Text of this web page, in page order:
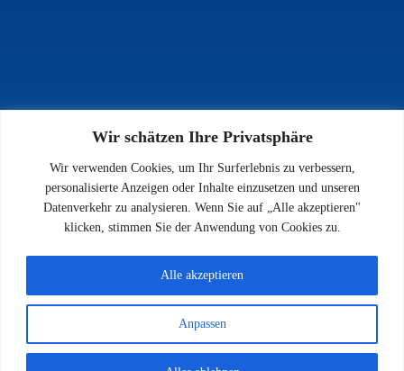
Wir schätzen Ihre Privatsphäre
Wir verwenden Cookies, um Ihr Surferlebnis zu verbessern,
personalisierte Anzeigen oder Inhalte einzusetzen und unseren
Datenverkehr zu analysieren. Wenn Sie auf „Alle akzeptieren"
klicken, stimmen Sie der Anwendung von Cookies zu.
Anpassen
Alle akzeptieren
INFOS
Impressum
Datenschutz
Kontakt
© 2026 SV 1923 Enkenbach e.V.